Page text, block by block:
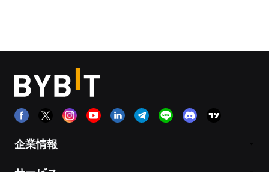
企業情報